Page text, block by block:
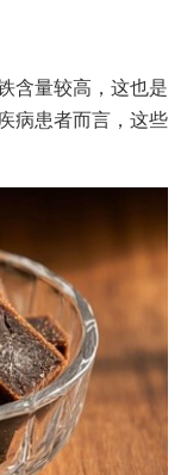
含量较高，这也是
病患者而言，这些